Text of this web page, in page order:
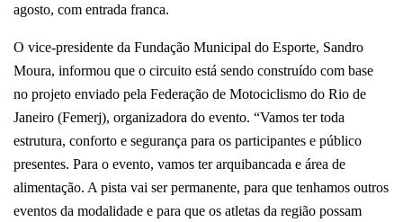
agosto, com entrada franca.
O vice-presidente da Fundação Municipal do Esporte, Sandro
Moura, informou que o circuito está sendo construído com base
no projeto enviado pela Federação de Motociclismo do Rio de
Janeiro (Femerj), organizadora do evento. “Vamos ter toda
estrutura, conforto e segurança para os participantes e público
presentes. Para o evento, vamos ter arquibancada e área de
alimentação. A pista vai ser permanente, para que tenhamos outros
eventos da modalidade e para que os atletas da região possam